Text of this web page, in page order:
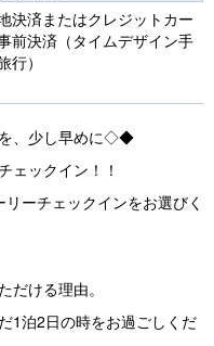
決済またはクレジットカー
前決済（タイムデザイン手
行）
、少し早めに◇◆
ェックイン！！
ーチェックインをお選びく
ける理由。
1泊2日の時をお過ごしくだ